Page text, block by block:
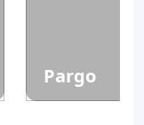
Pargo